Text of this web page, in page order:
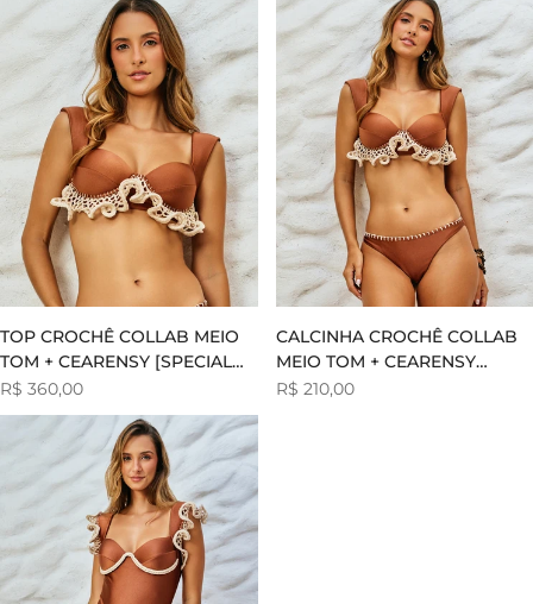
TOP CROCHÊ COLLAB MEIO
TOM + CEARENSY [SPECIAL
EDITION]
Preço
venda
R$ 360,00
CALCINHA CROCHÊ COLLAB
MEIO TOM + CEARENSY
[SPECIAL EDITION]
Preço
R$ 210,00